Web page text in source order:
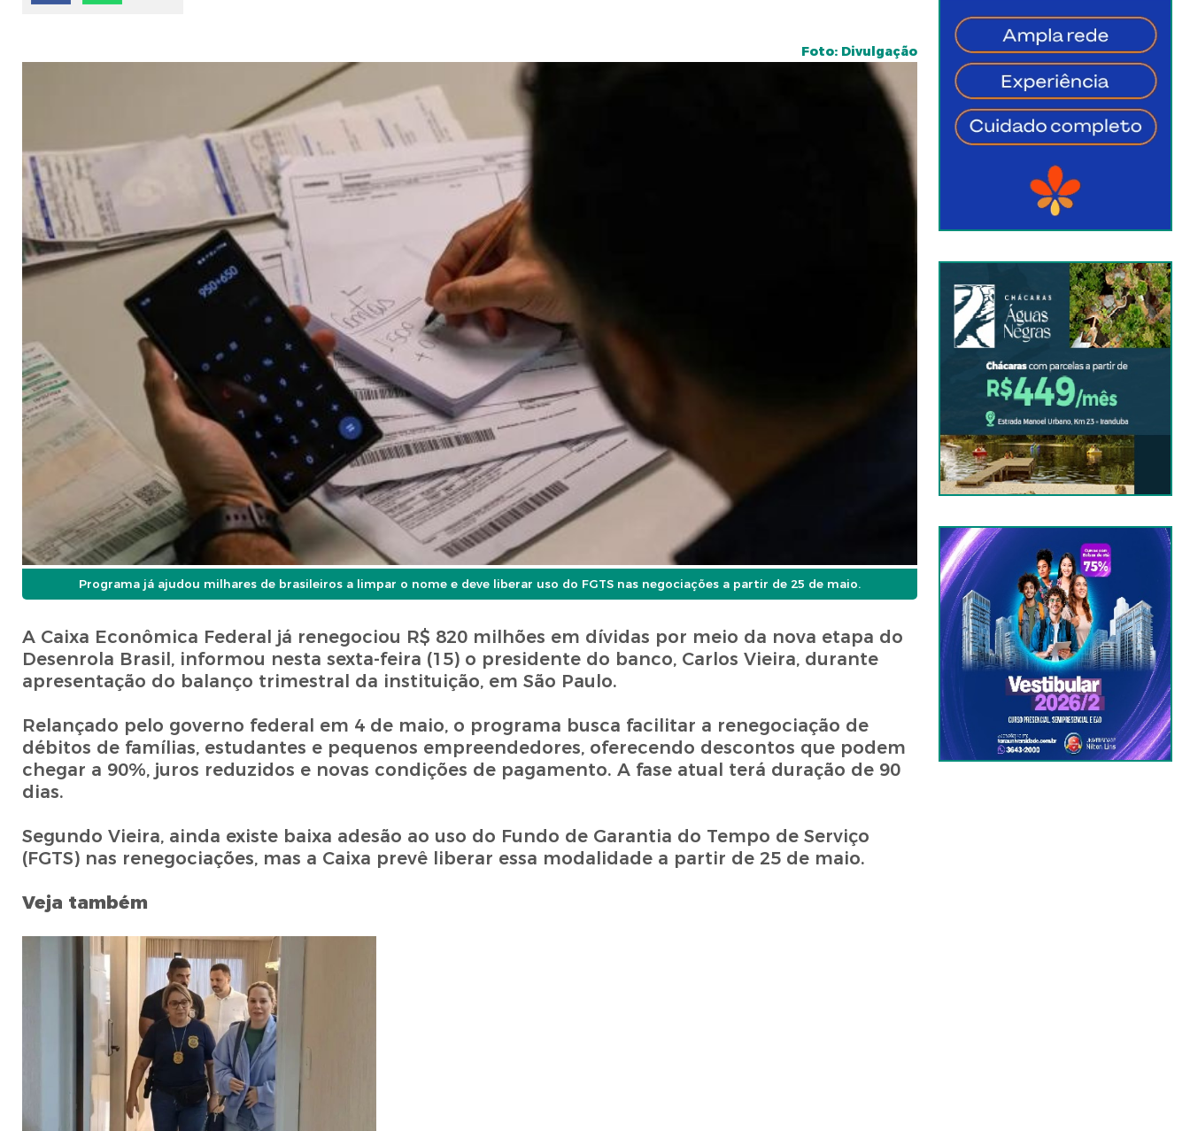
Foto: Divulgação
Programa já ajudou milhares de brasileiros a limpar o nome e deve liberar uso do FGTS nas negociações a partir de 25 de maio.
A Caixa Econômica Federal já renegociou R$ 820 milhões em dívidas por meio da nova etapa do
Desenrola Brasil, informou nesta sexta-feira (15) o presidente do banco, Carlos Vieira, durante
apresentação do balanço trimestral da instituição, em São Paulo.
Relançado pelo governo federal em 4 de maio, o programa busca facilitar a renegociação de
débitos de famílias, estudantes e pequenos empreendedores, oferecendo descontos que podem
chegar a 90%, juros reduzidos e novas condições de pagamento. A fase atual terá duração de 90
dias.
Segundo Vieira, ainda existe baixa adesão ao uso do Fundo de Garantia do Tempo de Serviço
(FGTS) nas renegociações, mas a Caixa prevê liberar essa modalidade a partir de 25 de maio.
Veja também